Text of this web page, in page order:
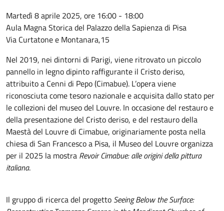
Martedì 8 aprile 2025, ore 16:00 - 18:00
Aula Magna Storica del Palazzo della Sapienza di Pisa
Via Curtatone e Montanara,15
Nel 2019, nei dintorni di Parigi, viene ritrovato un piccolo
pannello in legno dipinto raffigurante il Cristo deriso,
attribuito a Cenni di Pepo (Cimabue). L’opera viene
riconosciuta come tesoro nazionale e acquisita dallo stato per
le collezioni del museo del Louvre. In occasione del restauro e
della presentazione del Cristo deriso, e del restauro della
Maestà del Louvre di Cimabue, originariamente posta nella
chiesa di San Francesco a Pisa, il Museo del Louvre organizza
per il 2025 la mostra Revoir Cimabue: alle origini della pittura
italiana.
Il gruppo di ricerca del progetto Seeing Below the Surface: